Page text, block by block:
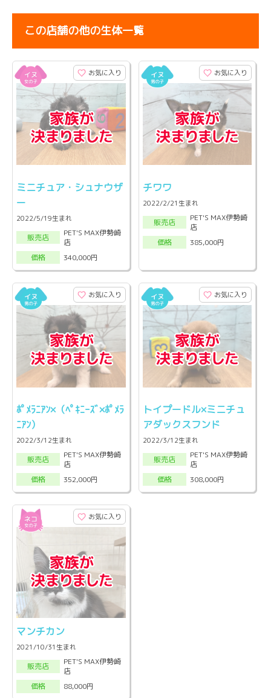
この店舗の他の生体一覧
お気に入り
ミニチュア・シュナウザ
ー
2022/5/19生まれ
販売店
PET'S MAX伊勢崎
店
価格
340,000円
お気に入り
チワワ
2022/2/21生まれ
販売店
PET'S MAX伊勢崎
店
価格
385,000円
お気に入り
ﾎﾟﾒﾗﾆｱﾝ×（ﾍﾟｷﾆｰｽﾞ×ﾎﾟﾒﾗ
ﾆｱﾝ）
2022/3/12生まれ
販売店
PET'S MAX伊勢崎
店
価格
352,000円
お気に入り
トイプードル×ミニチュ
アダックスフンド
2022/3/12生まれ
販売店
PET'S MAX伊勢崎
店
価格
308,000円
お気に入り
マンチカン
2021/10/31生まれ
販売店
PET'S MAX伊勢崎
店
価格
88,000円